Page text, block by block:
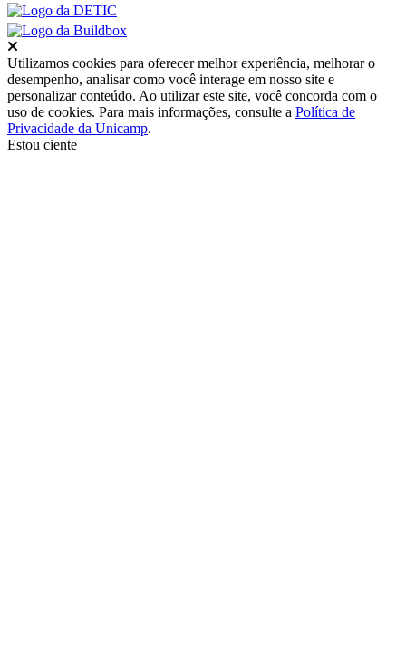
Utilizamos cookies para oferecer melhor experiência, melhorar o
desempenho, analisar como você interage em nosso site e
personalizar conteúdo. Ao utilizar este site, você concorda com o
uso de cookies. Para mais informações, consulte a Política de
Privacidade da Unicamp.
Estou ciente